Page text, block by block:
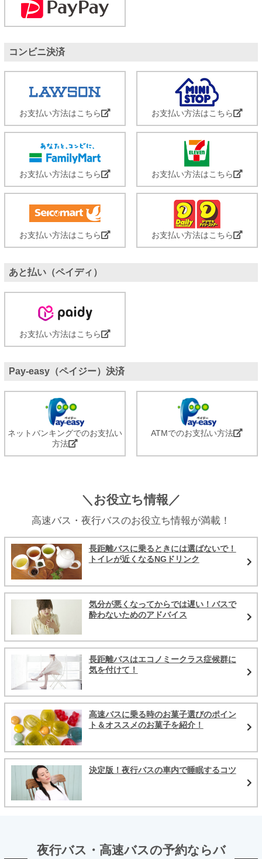
コンビニ決済
お支払い方法はこちら お支払い方法はこちら
お支払い方法はこちら お支払い方法はこちら
お支払い方法はこちら お支払い方法はこちら
あと払い（ペイディ）
お支払い方法はこちら
Pay-easy（ペイジー）決済
ネットバンキングでのお支払い
方法
ATMでのお支払い方法
＼お役立ち情報／
高速バス・夜行バスのお役立ち情報が満載！
長距離バスに乗るときには選ばないで！
トイレが近くなるNGドリンク
気分が悪くなってからでは遅い！バスで
酔わないためのアドバイス
長距離バスはエコノミークラス症候群に
気を付けて！
高速バスに乗る時のお菓子選びのポイン
ト＆オススメのお菓子を紹介！
決定版！夜行バスの車内で睡眠するコツ
夜行バス・高速バスの予約ならバ